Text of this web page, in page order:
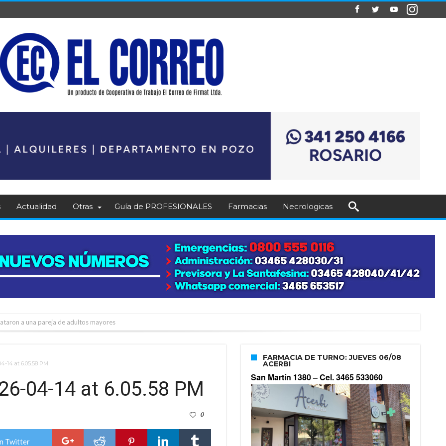
Actualidad Otras Guía de PROFESIONALES Farmacias Necrologicas
a una pareja de adultos mayores
la Expo Dose
14 at 6.05.58 PM
04-14 at 6.05.58 PM
0
Twitter
FARMACIA DE TURNO: JUEVES 06/08
ACERBI
San Martín 1380 –Cel. 3465 533060